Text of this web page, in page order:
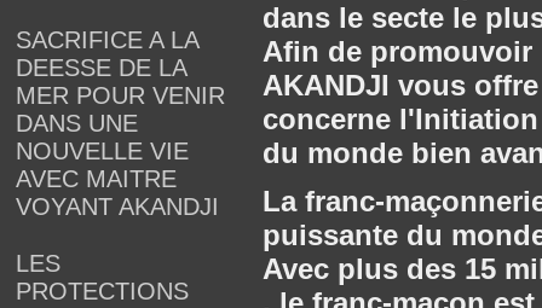
SACRIFICE A LA
DEESSE DE LA
MER POUR VENIR
DANS UNE
NOUVELLE VIE
AVEC MAITRE
VOYANT AKANDJI
LES
PROTECTIONS
dans le secte le
Afin de promouvoir
AKANDJI vous
concerne
du monde bien
La franc-
puissante du
Avec plus des 15